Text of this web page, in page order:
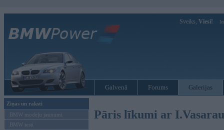
Sveiks, Viesi!
Galvenā Forums Galerijas
Ziņas un raksti
BMW modeļu jaunumi
BMW testi
Pāris līkumi ar